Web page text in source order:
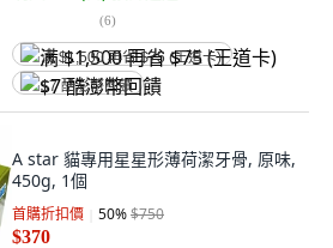
(6)
满 $1,500 再省 $75 (王道卡)
$7 酷澎幣回饋
A star 貓專用星星形薄荷潔牙骨, 原味,
450g, 1個
首購折扣價 50%$750
$370